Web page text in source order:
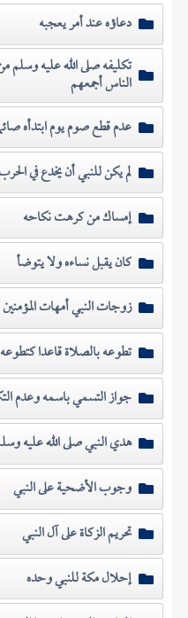
دعاؤه عند أمر يعجبه
تكليفه صلى الله عليه وسلم
الناس أجمعهم
عدم قطع صوم يوم ابتدأه
لم يكن للنبي أن يخدع في
إمساك من كرهت نكاحه
كان يقبل نساءه ولا يتوضأ
زوجات النبي أمهات المؤمنين
تطوعه بالصلاة قاعدا كتطوعه
جواز التسمي باسمه وعدم
هدي النبي صلى الله عليه
وجوب الأضحية على النبي
تحريم الزكاة على آل النبي
إحلال مكة للنبي وحده